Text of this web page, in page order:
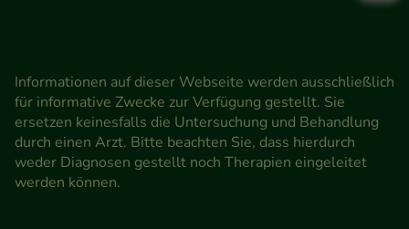
Informationen auf dieser Webseite werden ausschließlich
für informative Zwecke zur Verfügung gestellt. Sie
ersetzen keinesfalls die Untersuchung und Behandlung
durch einen Arzt. Bitte beachten Sie, dass hierdurch
weder Diagnosen gestellt noch Therapien eingeleitet
werden können.